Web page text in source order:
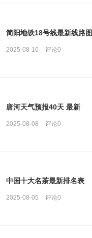
简阳地铁18号线最新线路图
2025-08-10 评论0
唐河天气预报40天 最新
2025-08-08 评论0
中国十大名茶最新排名表
2025-08-05 评论0